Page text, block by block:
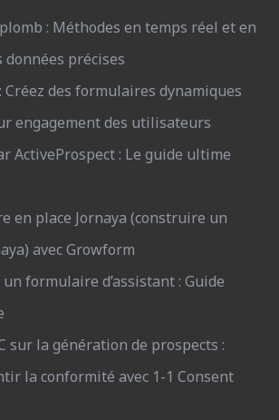
: Méthodes en temps réel et en
données précises
Créez des formulaires dynamiques
engagement des utilisateurs
ActiveProspect : Le guide ultime
en place Jornaya (construire un
avec Growform
formulaire d’assistant : Guide
sur la génération de prospects :
la conformité avec 1-1 Consent